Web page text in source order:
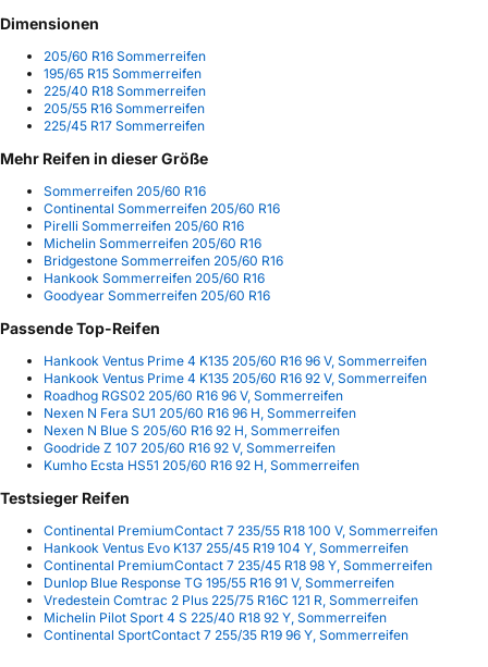
Dimensionen
205/60 R16 Sommerreifen
195/65 R15 Sommerreifen
225/40 R18 Sommerreifen
205/55 R16 Sommerreifen
225/45 R17 Sommerreifen
Mehr Reifen in dieser Größe
Sommerreifen 205/60 R16
Continental Sommerreifen 205/60 R16
Pirelli Sommerreifen 205/60 R16
Michelin Sommerreifen 205/60 R16
Bridgestone Sommerreifen 205/60 R16
Hankook Sommerreifen 205/60 R16
Goodyear Sommerreifen 205/60 R16
Passende Top-Reifen
Hankook Ventus Prime 4 K135 205/60 R16 96 V, Sommerreifen
Hankook Ventus Prime 4 K135 205/60 R16 92 V, Sommerreifen
Roadhog RGS02 205/60 R16 96 V, Sommerreifen
Nexen N Fera SU1 205/60 R16 96 H, Sommerreifen
Nexen N Blue S 205/60 R16 92 H, Sommerreifen
Goodride Z 107 205/60 R16 92 V, Sommerreifen
Kumho Ecsta HS51 205/60 R16 92 H, Sommerreifen
Testsieger Reifen
Continental PremiumContact 7 235/55 R18 100 V, Sommerreifen
Hankook Ventus Evo K137 255/45 R19 104 Y, Sommerreifen
Continental PremiumContact 7 235/45 R18 98 Y, Sommerreifen
Dunlop Blue Response TG 195/55 R16 91 V, Sommerreifen
Vredestein Comtrac 2 Plus 225/75 R16C 121 R, Sommerreifen
Michelin Pilot Sport 4 S 225/40 R18 92 Y, Sommerreifen
Continental SportContact 7 255/35 R19 96 Y, Sommerreifen